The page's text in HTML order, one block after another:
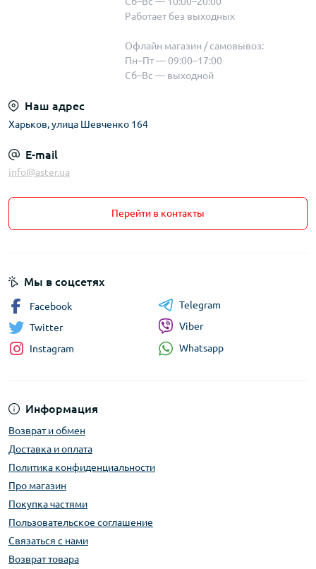
Работает без выходных
Офлайн магазин / самовывоз:
Пн–Пт — 09:00–17:00
Сб–Вс — выходной
Наш адрес
Харьков, улица Шевченко 164
E-mail
info@aster.ua
Перейти в контакты
Информация
Возврат и обмен
Доставка и оплата
Политика конфиденциальности
Про магазин
Покупка частями
Пользовательское соглашение
Связаться с нами
Возврат товара
Мы в соцсетях
Facebook
Twitter
Instagram
Telegram
Viber
Whatsapp